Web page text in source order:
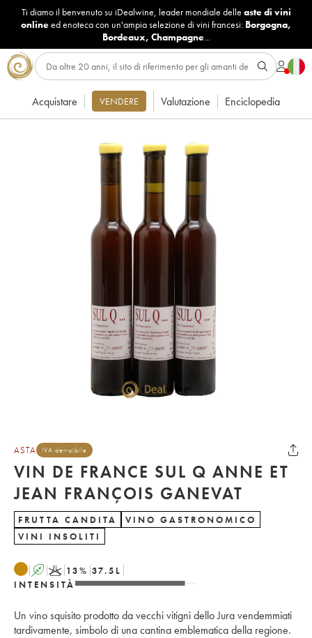
Ti diamo il benvenuto su iDealwine, leader mondiale delle aste di vini
onlineed enoteca con un'ampia selezione di vini francesi: Borgogna,
Bordeaux, Champagne...
Acquistare VENDERE Valutazione Enciclopedia
ASTA IVA detraibile
VIN DE FRANCE SUL Q ANNE ET
JEAN FRANÇOIS GANEVAT
FRUTTA CANDITA
VINO GASTRONOMICO
VINI INSOLITI
A K 13% 37.5 L
INTENSITÀ
Un vino squisito prodotto da vecchi vitigni dello Jura vendemmiati
tardivamente, simbolo di una cantina emblematica della regione.